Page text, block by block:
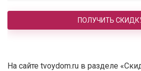
ПОЛУЧИТЬ
На сайте tvoydom.ru в разделе